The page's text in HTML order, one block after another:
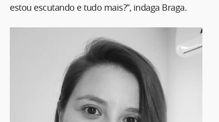
estou escutando e tudo mais?”, indaga Braga.